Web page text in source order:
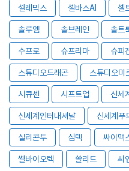
셀레믹스 셀바스AI 셀
솔루엠 솔브레인 솔트
수프로 슈프리마 슈피
스튜디오드래곤 스튜디오미
시큐센 시프트업 신세계
신세계인터내셔날 신세계푸
실리콘투 심텍 싸이맥
쎌바이오텍 쏠리드 씨